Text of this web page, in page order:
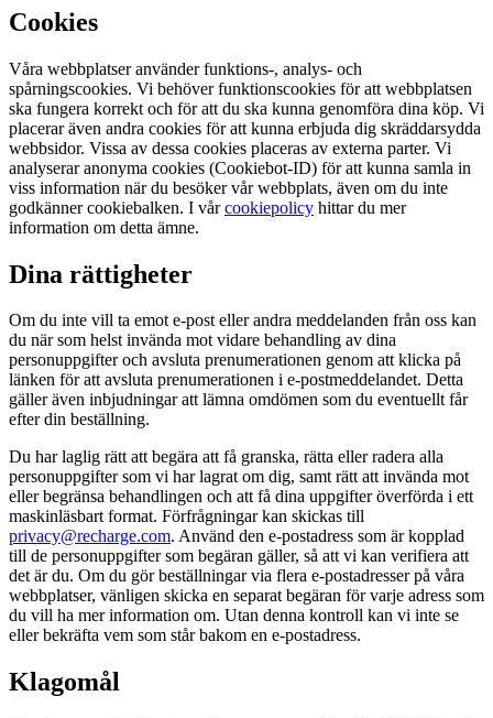
Cookies
Våra webbplatser använder funktions-, analys- och
spårningscookies. Vi behöver funktionscookies för att webbplatsen
ska fungera korrekt och för att du ska kunna genomföra dina köp. Vi
placerar även andra cookies för att kunna erbjuda dig skräddarsydda
webbsidor. Vissa av dessa cookies placeras av externa parter. Vi
analyserar anonyma cookies (Cookiebot-ID) för att kunna samla in
viss information när du besöker vår webbplats, även om du inte
godkänner cookiebalken. I vårcookiepolicy hittar du mer
information om detta ämne.
Dina rättigheter
Om du inte vill ta emot e-post eller andra meddelanden från oss kan
du när som helst invända mot vidare behandling av dina
personuppgifter och avsluta prenumerationen genom att klicka på
länken för att avsluta prenumerationen i e-postmeddelandet. Detta
gäller även inbjudningar att lämna omdömen som du eventuellt får
efter din beställning.
Du har laglig rätt att begära att få granska, rätta eller radera alla
personuppgifter som vi har lagrat om dig, samt rätt att invända mot
eller begränsa behandlingen och att få dina uppgifter överförda i ett
maskinläsbart format. Förfrågningar kan skickas till
privacy@recharge.com. Använd den e-postadress som är kopplad
till de personuppgifter som begäran gäller, så att vi kan verifiera att
det är du. Om du gör beställningar via flera e-postadresser på våra
webbplatser, vänligen skicka en separat begäran för varje adress som
du vill ha mer information om. Utan denna kontroll kan vi inte se
eller bekräfta vem som står bakom en e-postadress.
Klagomål